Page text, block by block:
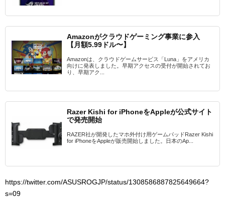
Amazonがクラウドゲーミング事業に参入
【月額5.99ドル〜】
Amazonは、クラウドゲームサービス「Luna」をアメリカ
向けに発表しました。早期アクセスの受付が開始されてお
り、早期アク...
Razer Kishi for iPhoneをAppleが公式サイト
で発売開始
RAZER社が開発したマホ外付け用ゲームパッドRazer Kishi
for iPhoneをAppleが販売開始しました。日本のAp...
https://twitter.com/ASUSROGJP/status/1308586887825649664?
s=09